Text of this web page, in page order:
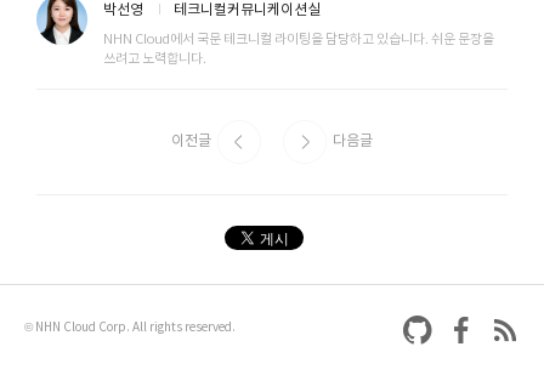
박선영 테크니컬커뮤니케이션실
NHN Cloud에서 국문 테크니컬 라이팅을 담당하고 있습니다. 쉬운 문장을
쓰려고 노력합니다.
이전글 다음글
© NHN Cloud Corp. All rights reserved.